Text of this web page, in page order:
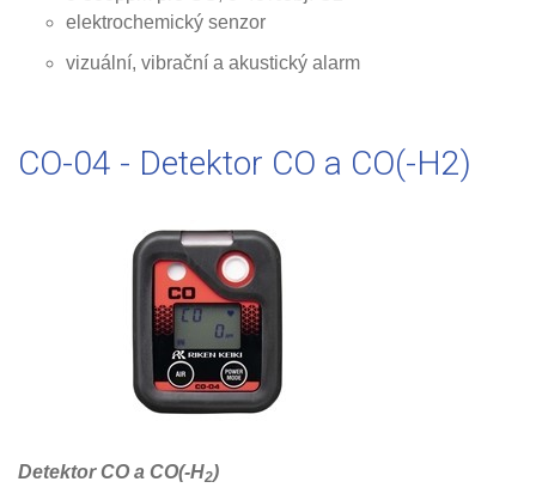
elektrochemický senzor
vizuální, vibrační a akustický alarm
CO-04 - Detektor CO a CO(-H2)
Detektor CO a CO(-H2)